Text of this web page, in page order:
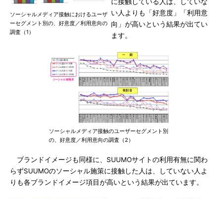
ソーシャルメディア接触におけるユーザ
ーセグメント別の、好意度／利用意向の
調査（1）
い人よりも「好意度」「利用意
向」が高いという結果が出てい
ます。
ソーシャルメディア接触のユーザーセグメント別
の、好意度／利用意向の調査（2）
ブランドイメージも同様に、SUUMOサイトの利用有無に関わ
らずSUUMOのソーシャル施策に接触した人は、していない人よ
りも各ブランドイメージ項目が高いという結果が出ています。